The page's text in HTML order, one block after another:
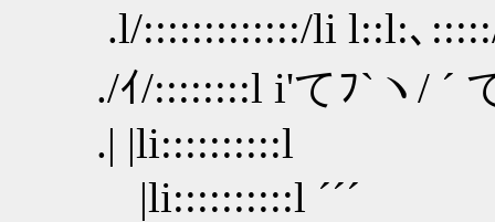
.l/:::::::::::::/li l::l:､
./ｲ/::::::::l i'てﾌ`ヽ/
.| |li::::::::::l
|li::::::::::l